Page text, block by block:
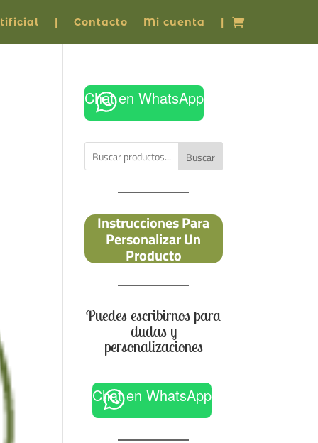
| Contacto Mi cuenta |
Chat en WhatsApp
Buscar
Instrucciones Para
Personalizar Un
Producto
Puedes escribirnos para
dudas y
personalizaciones
Chat en WhatsApp